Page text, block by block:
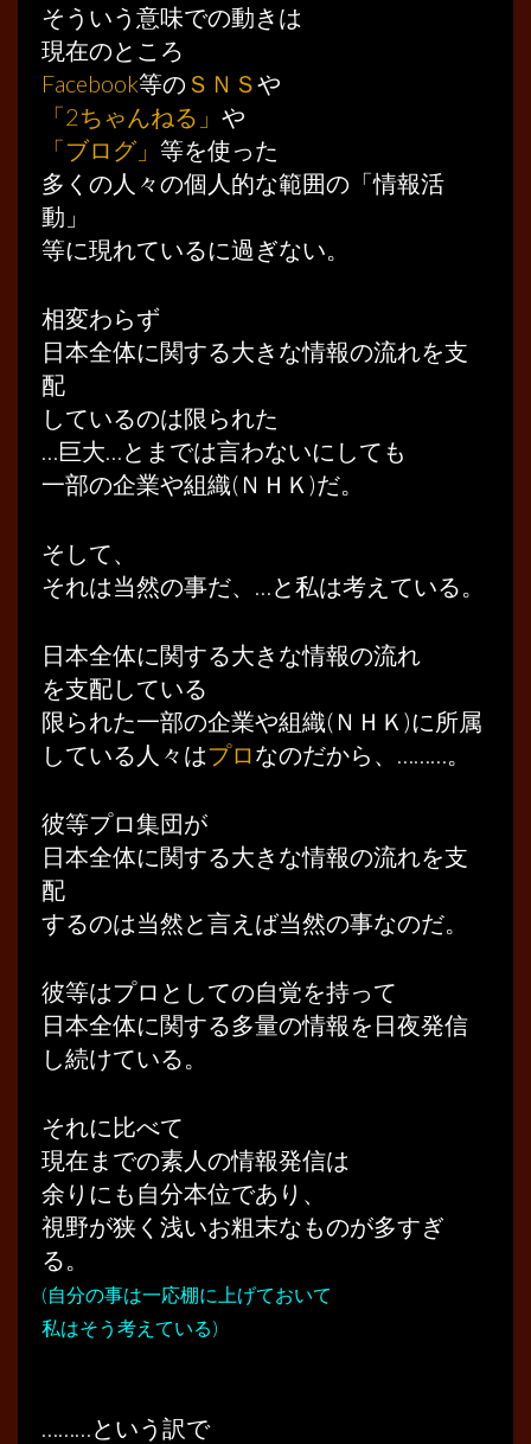
そういう意味での動きは
現在のところ
Facebook等の ＳＮＳや
「2ちゃんねる」 や
「ブログ」 等を使った
多くの人々の個人的な範囲の「情報活
動」
等に現れているに過ぎない。
相変わらず
日本全体に関する大きな情報の流れを支
配
しているのは限られた
…巨大…とまでは言わないにしても
一部の企業や組織(ＮＨＫ)だ。
そして、
それは当然の事だ、…と私は考えている。
日本全体に関する大きな情報の流れ
を支配している
限られた一部の企業や組織(ＮＨＫ)に所属
している人々はプロなのだから、………。
彼等プロ集団が
日本全体に関する大きな情報の流れを支
配
するのは当然と言えば当然の事なのだ。
彼等はプロとしての自覚を持って
日本全体に関する多量の情報を日夜発信
し続けている。
それに比べて
現在までの素人の情報発信は
余りにも自分本位であり、
視野が狭く浅いお粗末なものが多すぎ
る。
(自分の事は一応棚に上げておいて
私はそう考えている)
………という訳で